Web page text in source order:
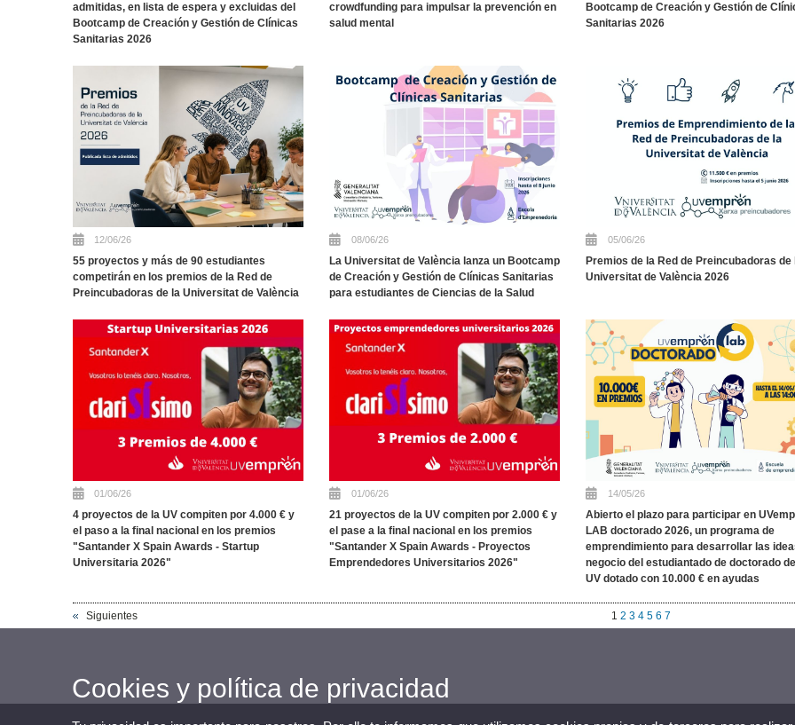
admitidas, en lista de espera y excluidas del
Bootcamp de Creación y Gestión de Clínicas
Sanitarias 2026
crowdfunding para impulsar la prevención en
salud mental
Bootcamp de Creación y Gestión de
Sanitarias 2026
12/06/26
55 proyectos y más de 90 estudiantes
competirán en los premios de la Red de
Preincubadoras de la Universitat de València
08/06/26
La Universitat de València lanza un Bootcamp
de Creación y Gestión de Clínicas Sanitarias
para estudiantes de Ciencias de la Salud
05/06/26
Premios de la Red de Preincubadoras de
Universitat de València 2026
01/06/26
4 proyectos de la UV compiten por 4.000 € y
el paso a la final nacional en los premios
"Santander X Spain Awards - Startup
Universitaria 2026"
01/06/26
21 proyectos de la UV compiten por 2.000 € y
el pase a la final nacional en los premios
"Santander X Spain Awards - Proyectos
Emprendedores Universitarios 2026"
14/05/26
Abierto el plazo para participar en
LAB doctorado 2026, un programa de
emprendimiento para desarrollar las
negocio del estudiantado de doctorado
UV dotado con 10.000 € en ayudas
Siguientes 1 2 3 4 5 6 7
Cookies y política de privacidad